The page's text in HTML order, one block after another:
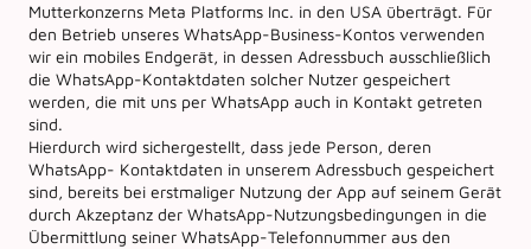
Mutterkonzerns Meta Platforms Inc. in den USA überträgt. Für
den Betrieb unseres WhatsApp-Business-Kontos verwenden
wir ein mobiles Endgerät, in dessen Adressbuch ausschließlich
die WhatsApp-Kontaktdaten solcher Nutzer gespeichert
werden, die mit uns per WhatsApp auch in Kontakt getreten
sind.
Hierdurch wird sichergestellt, dass jede Person, deren
WhatsApp- Kontaktdaten in unserem Adressbuch gespeichert
sind, bereits bei erstmaliger Nutzung der App auf seinem Gerät
durch Akzeptanz der WhatsApp-Nutzungsbedingungen in die
Übermittlung seiner WhatsApp-Telefonnummer aus den